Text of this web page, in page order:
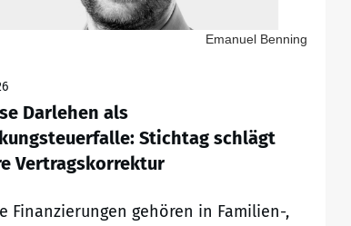
Emanuel Benning
Darlehen als
Stichtag schlägt
Vertragskorrektur
Finanzierungen gehören in Familien-,